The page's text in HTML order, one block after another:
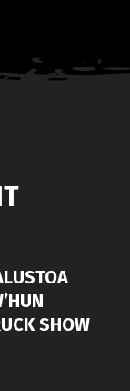
SHOW